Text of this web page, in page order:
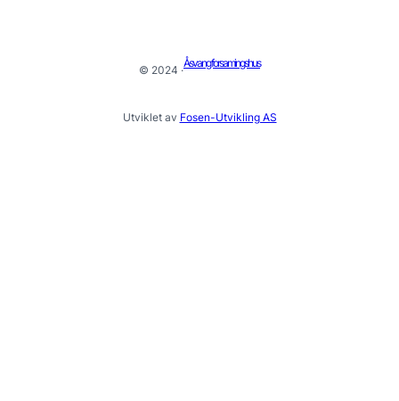
© 2024 ·
Åsvang forsamingshus
Utviklet av Fosen-Utvikling AS